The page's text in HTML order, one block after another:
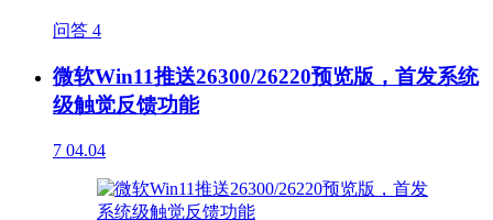
问答 4
微软Win11推送26300/26220预览版，首发系统
级触觉反馈功能
7 04.04